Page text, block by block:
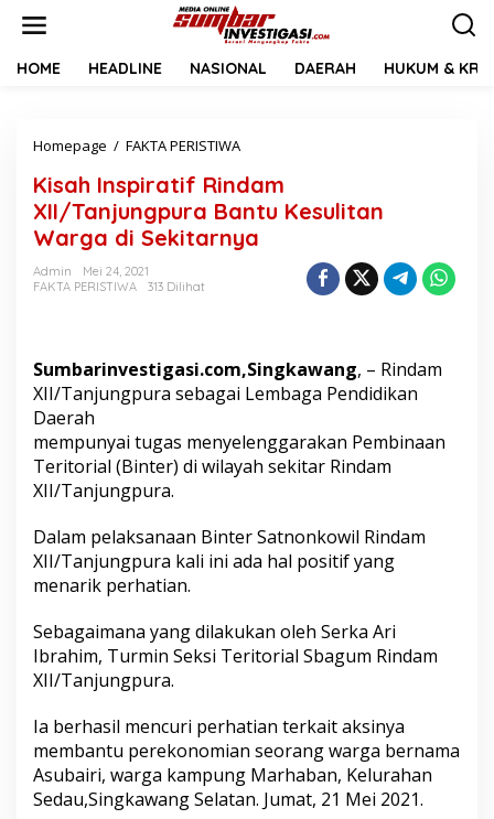
HOME HEADLINE NASIONAL DAERAH HUKUM &
Homepage / FAKTA PERISTIWA
s
a
h
I
a
t
R
i
m
X
T
a
u
g
p
u
Kisah Inspiratif Rindam
XII/Tanjungpura Bantu Kesulitan
Warga di Sekitarnya
Admin
Mei 24, 2021
FAKTA PERISTIWA
313 Dilihat
Sumbarinvestigasi.com,Singkawang, – Rindam
XII/Tanjungpura sebagai Lembaga Pendidikan
Daerah
mempunyai tugas menyelenggarakan Pembinaan
Teritorial (Binter) di wilayah sekitar Rindam
XII/Tanjungpura.
Dalam pelaksanaan Binter Satnonkowil Rindam
XII/Tanjungpura kali ini ada hal positif yang
menarik perhatian.
Sebagaimana yang dilakukan oleh Serka Ari
Ibrahim, Turmin Seksi Teritorial Sbagum Rindam
XII/Tanjungpura.
Ia berhasil mencuri perhatian terkait aksinya
membantu perekonomian seorang warga bernama
Asubairi, warga kampung Marhaban, Kelurahan
Sedau,Singkawang Selatan. Jumat, 21 Mei 2021.